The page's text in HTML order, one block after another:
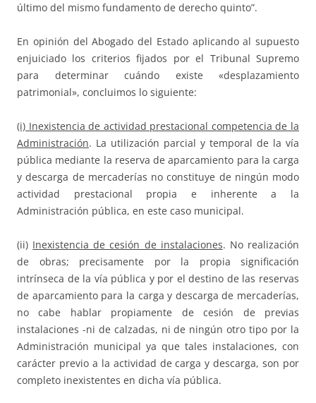
último del mismo fundamento de derecho quinto”.
En opinión del Abogado del Estado aplicando al supuesto
enjuiciado los criterios fijados por el Tribunal Supremo
para determinar cuándo existe «desplazamiento
patrimonial», concluimos lo siguiente:
(i) Inexistencia de actividad prestacional competencia de la
Administración. La utilización parcial y temporal de la vía
pública mediante la reserva de aparcamiento para la carga
y descarga de mercaderías no constituye de ningún modo
actividad prestacional propia e inherente a la
Administración pública, en este caso municipal.
(ii) Inexistencia de cesión de instalaciones. No realización
de obras; precisamente por la propia significación
intrínseca de la vía pública y por el destino de las reservas
de aparcamiento para la carga y descarga de mercaderías,
no cabe hablar propiamente de cesión de previas
instalaciones -ni de calzadas, ni de ningún otro tipo por la
Administración municipal ya que tales instalaciones, con
carácter previo a la actividad de carga y descarga, son por
completo inexistentes en dicha vía pública.